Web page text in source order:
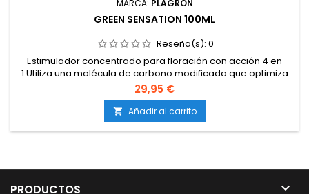
MARCA: PLAGRON
GREEN SENSATION 100ML
Reseña(s): 0
Estimulador concentrado para floración con acción 4 en
1.Utiliza una molécula de carbono modificada que optimiza
fotosíntesis y energía interna.Promueve cogollos más
pesados, compactos y con mejor perfil de
resina.Compatible con tierra, coco e hidroponía.Aporta
efecto protector frente al estrés vegetal.Apto como
complemento al...
29,95 €
 Añadir al carrito
PRODUCTOS 